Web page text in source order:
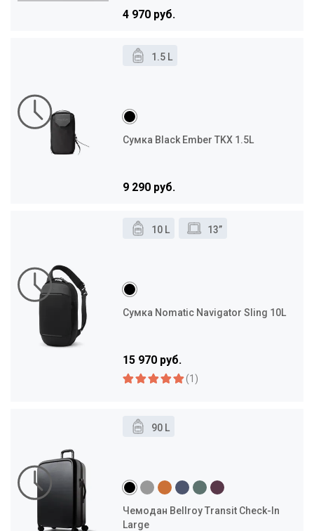
4 970 руб.
1.5 L
Сумка Black Ember TKX 1.5L
9 290 руб.
10 L 13”
Сумка Nomatic Navigator Sling 10L
15 970 руб.
(1)
90 L
Чемодан Bellroy Transit Check-In
Large